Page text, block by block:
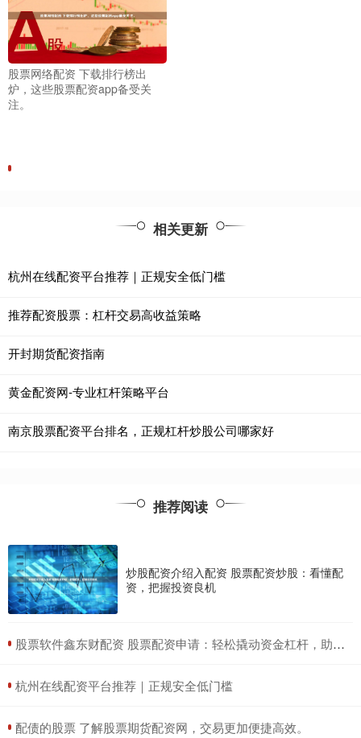
股票网络配资 下载排行榜出
炉，这些股票配资app备受关
注。
相关更新
杭州在线配资平台推荐｜正规安全低门槛
推荐配资股票：杠杆交易高收益策略
开封期货配资指南
黄金配资网-专业杠杆策略平台
南京股票配资平台排名，正规杠杆炒股公司哪家好
推荐阅读
炒股配资介绍入配资 股票配资炒股：看懂配
资，把握投资良机
​股票软件鑫东财配资 股票配资申请：轻松撬动资金杠杆，助力投资获利
​杭州在线配资平台推荐｜正规安全低门槛
​配债的股票 了解股票期货配资网，交易更加便捷高效。